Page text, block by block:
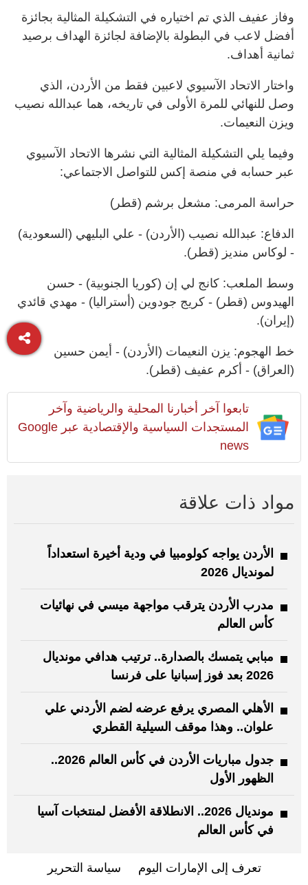
وفاز عفيف الذي تم اختياره في التشكيلة المثالية بجائزة
أفضل لاعب في البطولة بالإضافة لجائزة الهداف برصيد
ثمانية أهداف.
واختار الاتحاد الآسيوي لاعبين فقط من الأردن، الذي
وصل للنهائي للمرة الأولى في تاريخه، هما عبدالله نصيب
ويزن النعيمات.
وفيما يلي التشكيلة المثالية التي نشرها الاتحاد الآسيوي
عبر حسابه في منصة إكس للتواصل الاجتماعي:
حراسة المرمى: مشعل برشم (قطر)
الدفاع: عبدالله نصيب (الأردن) - علي البليهي (السعودية)
- لوكاس منديز (قطر).
وسط الملعب: كانج لي إن (كوريا الجنوبية) - حسن
الهيدوس (قطر) - كريج جودوين (أستراليا) - مهدي قائدي
(إيران).
خط الهجوم: يزن النعيمات (الأردن) - أيمن حسين
(العراق) - أكرم عفيف (قطر).
تابعوا آخر أخبارنا المحلية والرياضية وآخر
المستجدات السياسية والإقتصادية عبر Google
news
مواد ذات علاقة
الأردن يواجه كولومبيا في ودية أخيرة استعداداً
لمونديال 2026
مدرب الأردن يترقب مواجهة ميسي في نهائيات
كأس العالم
مبابي يتمسك بالصدارة.. ترتيب هدافي مونديال
2026 بعد فوز إسبانيا على فرنسا
الأهلي المصري يرفع عرضه لضم الأردني علي
علوان.. وهذا موقف السيلية القطري
جدول مباريات الأردن في كأس العالم 2026..
الظهور الأول
مونديال 2026.. الانطلاقة الأفضل لمنتخبات آسيا
في كأس العالم
تعرف إلى الإمارات اليوم سياسة التحرير